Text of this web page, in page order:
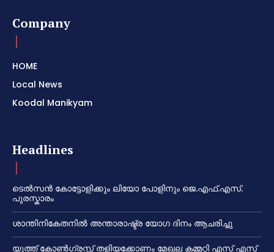
Company
HOME
Local News
Koodal Manikyam
Headlines
ടെൽസൻ കോട്ടോളിക്കും ലിയോ പോളിനും ജെ.എഫ്.എസ്.
പുരസ്കാരം
ശാന്തിനികേതനിൽ അന്താരാഷ്ട്ര യോഗ ദിനം ആചരിച്ചു
യൂത്ത് കോൺഗ്രസ്സ് തളിയക്കോണം മേഖല കമ്മറ്റി എസ് എസ്